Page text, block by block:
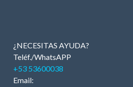
¿NECESITAS AYUDA?
Teléf./WhatsAPP
+53 53600038
Email: